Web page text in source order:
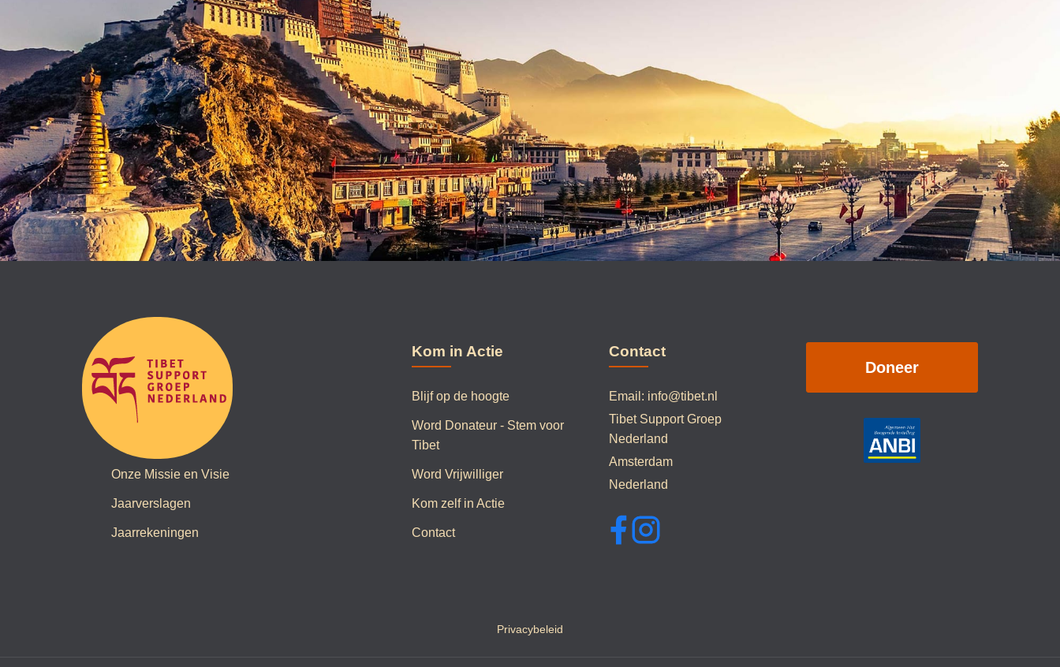
Onze Missie en Visie
Jaarverslagen
Jaarrekeningen
Kom in Actie
Blijf op de hoogte
Word Donateur - Stem voor
Tibet
Word Vrijwilliger
Kom zelf in Actie
Contact
Contact
Email: info@tibet.nl
Tibet Support Groep
Nederland
Amsterdam
Nederland
Doneer
Privacybeleid